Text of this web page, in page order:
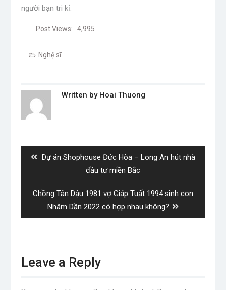
người bạn tri kỉ.
Post Views: 4,995
Nghệ sĩ
Written by Hoai Thuong
Previous
Dự án Shophouse Đức Hòa – Long An hút nhà
đầu tư miền Bắc
Next
post:
Chồng Tân Dậu 1981 vợ Giáp Tuất 1994 sinh con
Nhâm Dần 2022 có hợp nhau không?
Leave a Reply